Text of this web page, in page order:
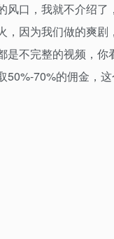
风口，我就不介绍
，因为我们做的爽
是不完整的视频，
50%-70%的佣金，这